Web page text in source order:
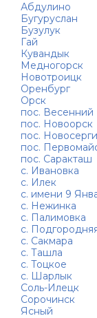
Абдулино
Бугуруслан
Бузулук
Гай
Кувандык
Медногорск
Новотроицк
Оренбург
Орск
пос. Весенний
пос. Новоорск
пос.
пос.
пос. Саракташ
с. Ивановка
с. Илек
с. имени 9
с. Нежинка
с. Палимовка
с.
с. Сакмара
с. Ташла
с. Тоцкое
с. Шарлык
Соль-Илецк
Сорочинск
Ясный